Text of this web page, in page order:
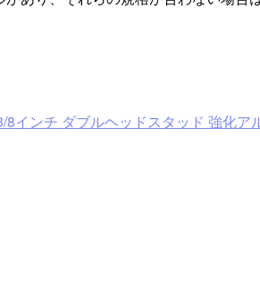
ンチ ダブルヘッドスタッド 強化